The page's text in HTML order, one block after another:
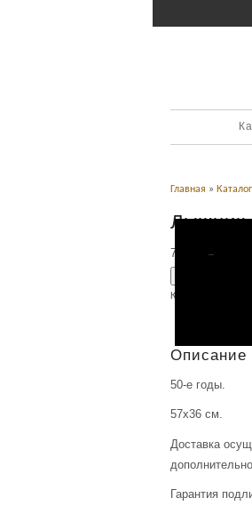
Главная » Каталог
75,000 Р
Категория:
Описание
50-е годы.
57х36 см.
Доставка
Гарантия